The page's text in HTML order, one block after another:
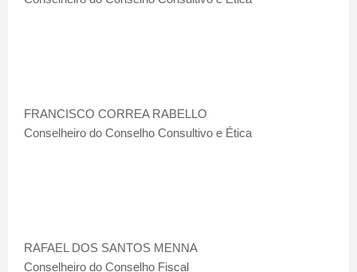
FRANCISCO CORREA RABELLO
Conselheiro do Conselho Consultivo e Ética
RAFAEL DOS SANTOS MENNA
Conselheiro do Conselho Fiscal